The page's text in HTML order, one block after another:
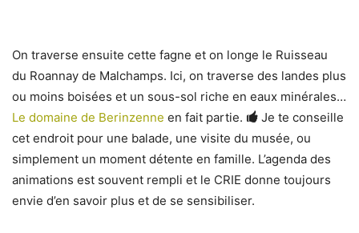
On traverse ensuite cette fagne et on longe le Ruisseau
du Roannay de Malchamps. Ici, on traverse des landes plus
ou moins boisées et un sous-sol riche en eaux minérales…
Le domaine de Berinzenne en fait partie.
Je te conseille
cet endroit pour une balade, une visite du musée, ou
simplement un moment détente en famille. L’agenda des
animations est souvent rempli et le CRIE donne toujours
envie d’en savoir plus et de se sensibiliser.